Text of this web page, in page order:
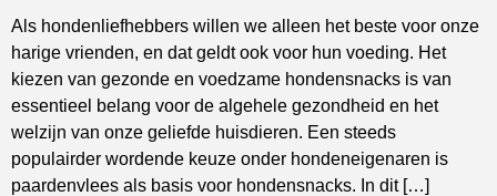
Als hondenliefhebbers willen we alleen het beste voor onze
harige vrienden, en dat geldt ook voor hun voeding. Het
kiezen van gezonde en voedzame hondensnacks is van
essentieel belang voor de algehele gezondheid en het
welzijn van onze geliefde huisdieren. Een steeds
populairder wordende keuze onder hondeneigenaren is
paardenvlees als basis voor hondensnacks. In dit […]